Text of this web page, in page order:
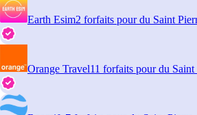
Earth Esim2 forfaits pour du Saint
Orange Travel11 forfaits pour du